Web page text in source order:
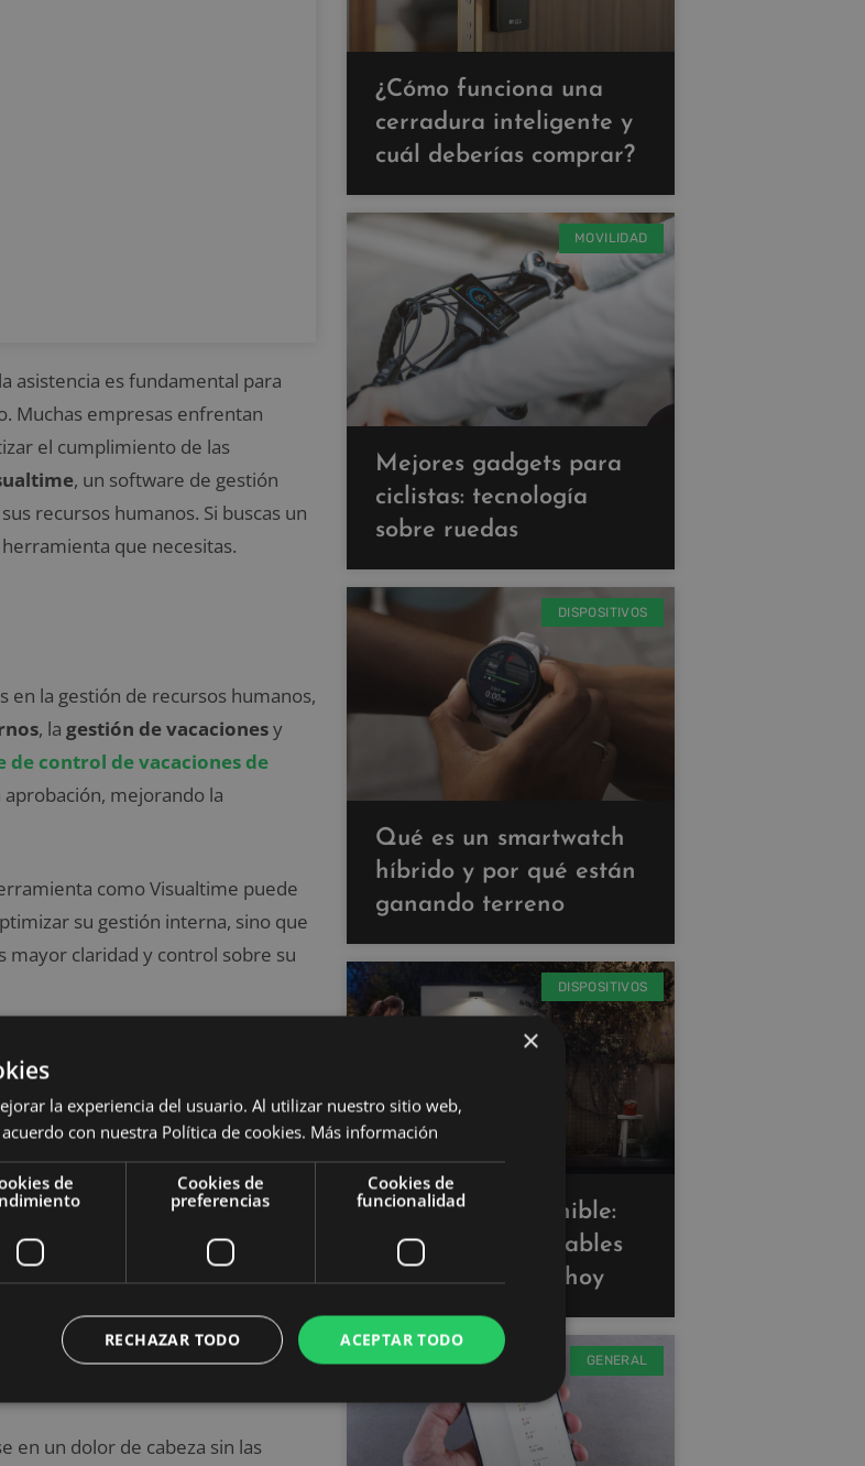
asistencia es fundamental para
Muchas empresas enfrentan
el cumplimiento de las
, un software de gestión
recursos humanos. Si buscas un
que necesitas.
en la gestión de recursos humanos,
, la gestión de vacacionesy
de control de vacaciones de
mejorando la
como Visualtime puede
su gestión interna, sino que
claridad y control sobre su
también está sujeto a errores.
permite registrar las horas de
confiables y listos para ser
en un dolor de cabeza sin las
¿Cómo funciona una
cerradura inteligente y
cuál deberías comprar?
MOVILIDAD
Mejores gadgets para
ciclistas: tecnología
sobre ruedas
DISPOSITIVOS
Qué es un smartwatch
híbrido y por qué están
ganando terreno
DISPOSITIVOS
Tecnología sostenible:
gadgets ecoamigables
que puedes usar hoy
GENERAL
×
la experiencia del usuario. Al utilizar nuestro sitio web,
con nuestra Política de cookies. Más información
de
Cookies de
preferencias
Cookies de
funcionalidad
ACEPTAR TODO
RECHAZAR TODO